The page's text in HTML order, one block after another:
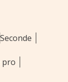
Seconde
pro